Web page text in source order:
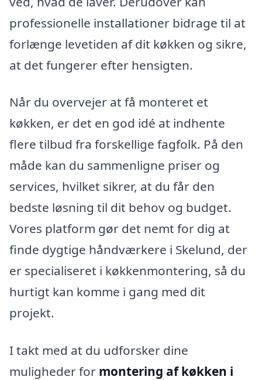
professionelle installationer bidrage til at
forlænge levetiden af dit køkken og sikre,
at det fungerer efter hensigten.
Når du overvejer at få monteret et
køkken, er det en god idé at indhente
flere tilbud fra forskellige fagfolk. På den
måde kan du sammenligne priser og
services, hvilket sikrer, at du får den
bedste løsning til dit behov og budget.
Vores platform gør det nemt for dig at
finde dygtige håndværkere i Skelund, der
er specialiseret i køkkenmontering, så du
hurtigt kan komme i gang med dit
projekt.
I takt med at du udforsker dine
muligheder for montering af køkken i